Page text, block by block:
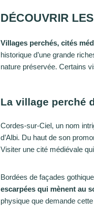
DÉCOUVRIR
Villages perchés, cités
historique d’une grande
nature préservée. Certains
La village perché
Cordes-sur-Ciel, un nom
d’Albi. Du haut de son
Visiter une cité médiévale
Bordées de façades
escarpées qui mènent au
physique que demande